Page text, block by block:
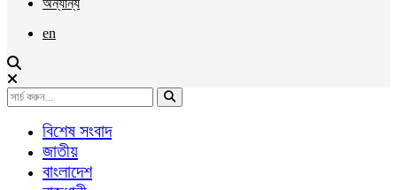
অন্যান্য
en
বিশেষ সংবাদ
জাতীয়
বাংলাদেশ